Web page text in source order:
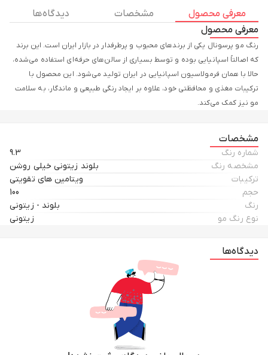
معرفی محصول مشخصات
دیدگاه ها
معرفی محصول
رنگ مو پرسونال یکی از برندهای محبوب و پرطرفدار در بازار ایران است. این برند
که اصالتاً اسپانیایی بوده و توسط بسیاری از سالن‌های حرفه‌ای استفاده می‌شده،
حالا با همان فرمولاسیون اسپانیایی در ایران تولید می‌شود. این محصول با
ترکیبات مغذی و محافظتی خود، علاوه بر ایجاد رنگی طبیعی و ماندگار، به سلامت
مو نیز کمک می‌کند.
مشخصات
شماره رنگ
9.3
مشخصه رنگ
بلوند زیتونی خیلی روشن
ترکیبات
ویتامین های تقویتی
حجم
100
رنگ
بلوند - زیتونی
نوع رنگ مو
زیتونی
دیدگاه‌ها